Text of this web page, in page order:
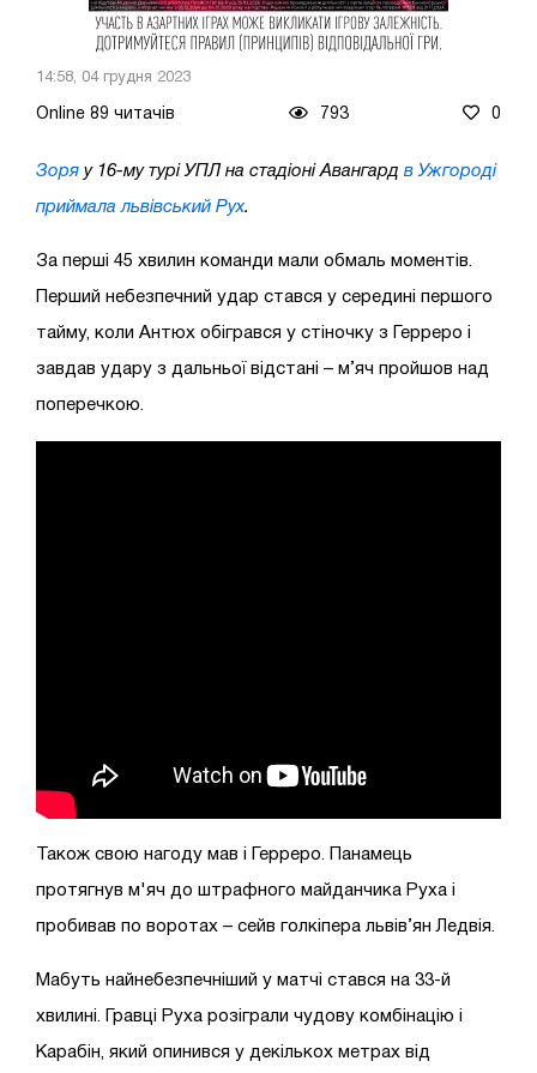
14:58, 04 грудня 2023
Online 89 читачів 793 0
Зоря у 16-му турі УПЛ на стадіоні Авангард в Ужгороді
приймала львівський Рух.
За перші 45 хвилин команди мали обмаль моментів.
Перший небезпечний удар стався у середині першого
тайму, коли Антюх обігрався у стіночку з Герреро і
завдав удару з дальньої відстані – м’яч пройшов над
поперечкою.
Також свою нагоду мав і Герреро. Панамець
протягнув м'яч до штрафного майданчика Руха і
пробивав по воротах – сейв голкіпера львів’ян Ледвія.
Мабуть найнебезпечніший у матчі стався на 33-й
хвилині. Гравці Руха розіграли чудову комбінацію і
Карабін, який опинився у декількох метрах від